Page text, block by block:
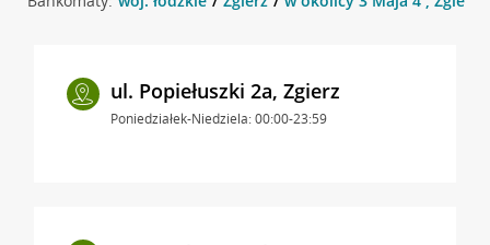
ul. Popiełuszki 2a, Zgierz
Poniedziałek-Niedziela: 00:00-23:59